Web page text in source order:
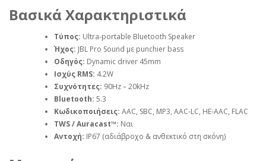
Βασικά Χαρακτηριστικά
Τύπος: Ultra‑portable Bluetooth Speaker
Ήχος: JBL Pro Sound με punchier bass
Οδηγός: Dynamic driver 45mm
Ισχύς RMS: 4.2W
Συχνότητες: 90Hz – 20kHz
Bluetooth: 5.3
Κωδικοποιήσεις: AAC, SBC, MP3, AAC‑LC, HE‑AAC, FLAC
TWS / Auracast™: Ναι
Αντοχή: IP67 (αδιάβροχο & ανθεκτικό στη σκόνη)